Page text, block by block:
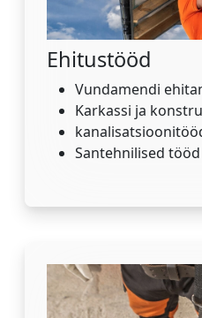
Ehitustööd
Vundamendi
Karkassi ja
Santehnilised tööd